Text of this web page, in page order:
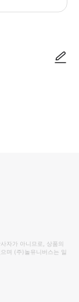
자가 아니므로, 상품의
며 (주)놀유니버스는 일